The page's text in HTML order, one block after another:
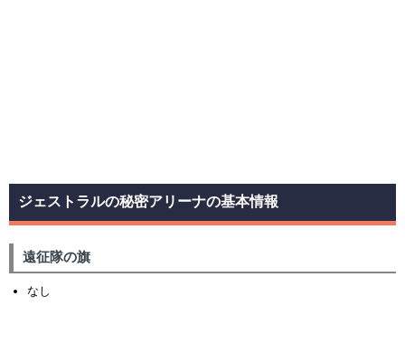
ジェストラルの秘密アリーナの基本情報
遠征隊の旗
なし